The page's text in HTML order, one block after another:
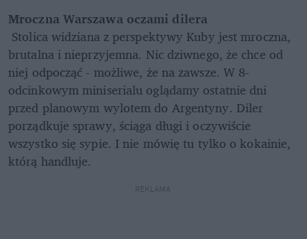
Mroczna Warszawa oczami dilera
brutalna i nieprzyjemna. Nic dziwnego, że chce od
niej odpocząć - możliwe, że na zawsze. W 8-
odcinkowym miniserialu oglądamy ostatnie dni
przed planowym wylotem do Argentyny. Diler
porządkuje sprawy, ściąga długi i oczywiście
wszystko się sypie. I nie mówię tu tylko o kokainie,
którą handluje.
REKLAMA